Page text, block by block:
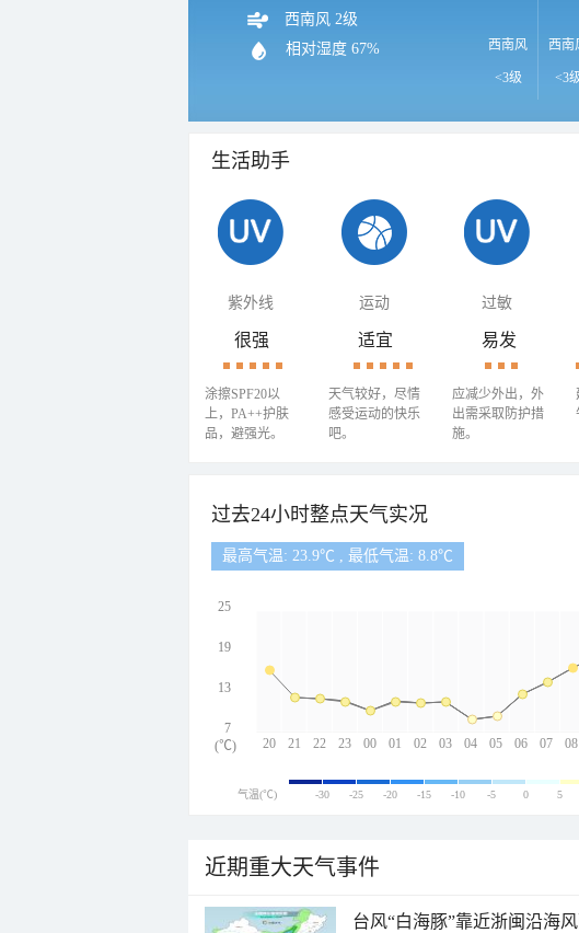
西南风 2级
相对湿度 67% 西南风
<3级
西南
<3
生活助手
紫外线 运动 过敏
很强
涂擦SPF20以
上，PA++护肤
品，避强光。
适宜
天气较好，尽情
感受运动的快乐
吧。
易发
应减少外出，外
出需采取防护措
施。
过去24小时整点天气实况
最高气温: 23.9℃ , 最低气温: 8.8℃
20 21 22 23 00 01 02 03 04 05 06 07 08
25
19
13
7
(℃)
气温(℃) -30 -25 -20 -15 -10 -5 0 5
近期重大天气事件
台风“白海豚”靠近浙闽沿海